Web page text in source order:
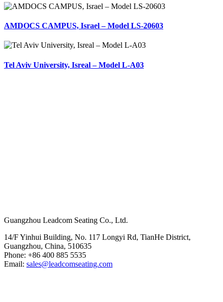
AMDOCS CAMPUS, Israel – Model LS-20603
Tel Aviv University, Isreal – Model L-A03
Guangzhou Leadcom Seating Co., Ltd.
14/F Yinhui Building, No. 117 Longyi Rd, TianHe District,
Guangzhou, China, 510635
Phone: +86 400 885 5535
Email: sales@leadcomseating.com